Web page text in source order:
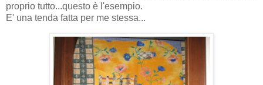
proprio tutto...questo è l'esempio.
E' una tenda fatta per me stessa...